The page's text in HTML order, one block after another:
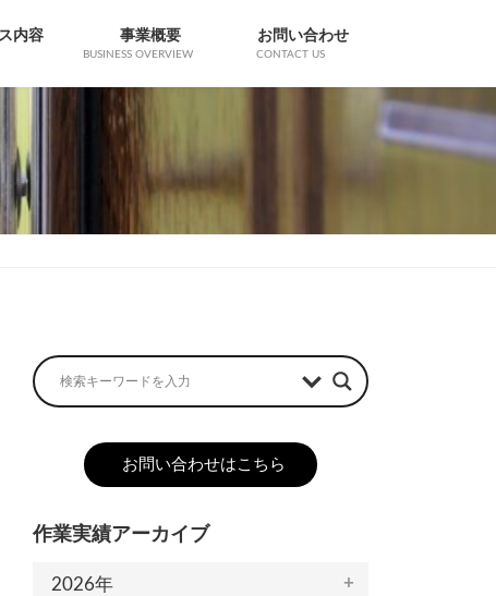
内容 事業概要
BUSINESS OVERVIEW
お問い合わせ
CONTACT US
お問い合わせはこちら
作業実績アーカイブ
2026年